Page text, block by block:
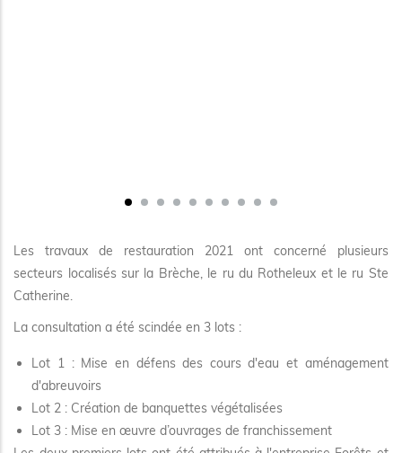
Les travaux de restauration 2021 ont concerné plusieurs
secteurs localisés sur la Brèche, le ru du Rotheleux et le ru Ste
Catherine.
La consultation a été scindée en 3 lots :
Lot 1 : Mise en défens des cours d'eau et aménagement
d'abreuvoirs
Lot 2 : Création de banquettes végétalisées
Lot 3 : Mise en œuvre d’ouvrages de franchissement